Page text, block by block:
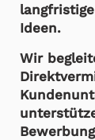
Ideen.
Wir